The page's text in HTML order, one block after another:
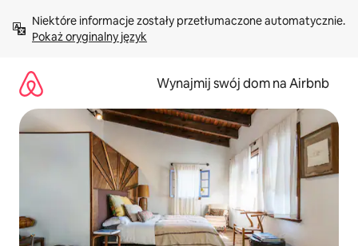
treści Pokaż oryginalny język
Wynajmij swój dom na Airbnb